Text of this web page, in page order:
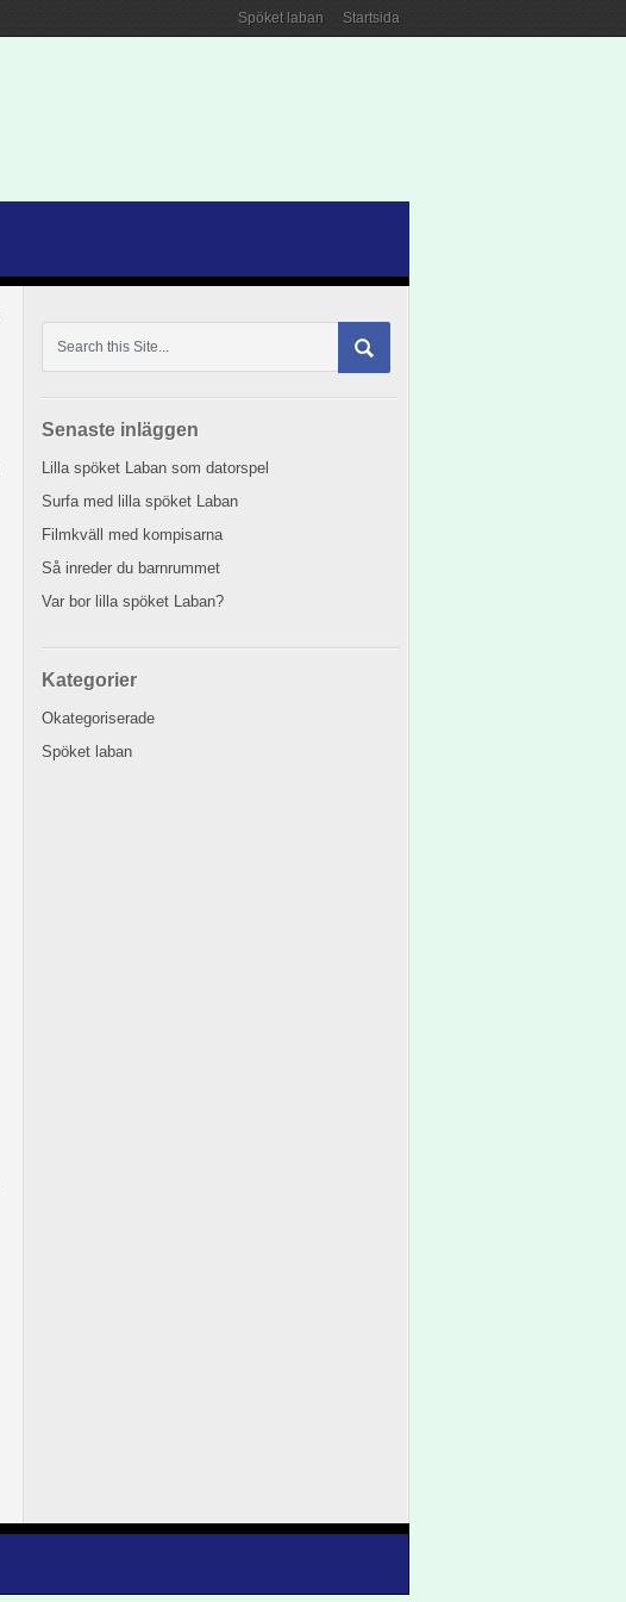
Startsida
Spöket laban
Senaste inläggen
Lilla spöket Laban som datorspel
Surfa med lilla spöket Laban
Filmkväll med kompisarna
Så inreder du barnrummet
Var bor lilla spöket Laban?
Kategorier
Okategoriserade
Spöket laban